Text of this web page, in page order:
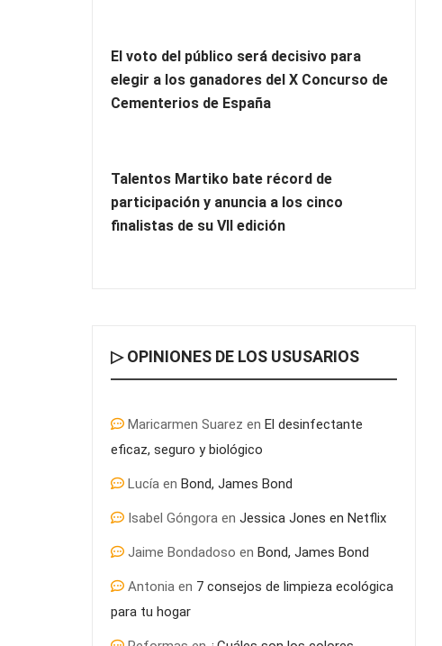
El voto del público será decisivo para
elegir a los ganadores del X Concurso de
Cementerios de España
Talentos Martiko bate récord de
participación y anuncia a los cinco
finalistas de su VII edición
▷ OPINIONES DE LOS USUSARIOS
Maricarmen Suarez en El desinfectante
eficaz, seguro y biológico
Lucía en Bond, James Bond
Isabel Góngora en Jessica Jones en Netflix
Jaime Bondadoso en Bond, James Bond
Antonia en 7 consejos de limpieza ecológica
para tu hogar